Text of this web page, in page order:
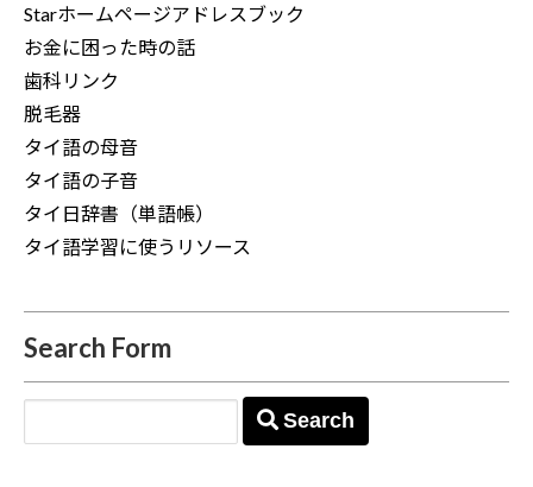
Starホームページアドレスブック
お金に困った時の話
歯科リンク
脱毛器
タイ語の母音
タイ語の子音
タイ日辞書（単語帳）
タイ語学習に使うリソース
Search Form
Search